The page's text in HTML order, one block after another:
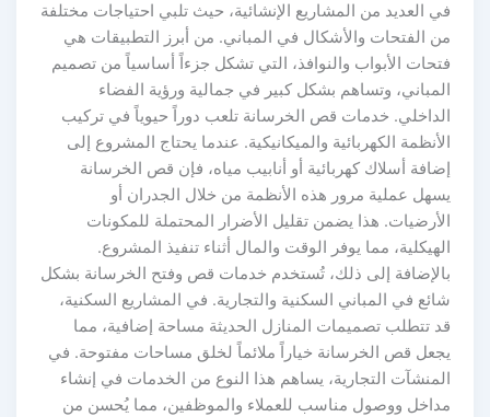
العديد من المشاريع الإنشائية، حيث تلبي احتياجات مختلفة
الفتحات والأشكال في المباني. من أبرز التطبيقات هي
الأبواب والنوافذ، التي تشكل جزءاً أساسياً من تصميم
وتساهم بشكل كبير في جمالية ورؤية الفضاء
خدمات قص الخرسانة تلعب دوراً حيوياً في تركيب
الكهربائية والميكانيكية. عندما يحتاج المشروع إلى
أسلاك كهربائية أو أنابيب مياه، فإن قص الخرسانة
عملية مرور هذه الأنظمة من خلال الجدران أو
هذا يضمن تقليل الأضرار المحتملة للمكونات
مما يوفر الوقت والمال أثناء تنفيذ المشروع.
إلى ذلك، تُستخدم خدمات قص وفتح الخرسانة بشكل
في المباني السكنية والتجارية. في المشاريع السكنية،
تتطلب تصميمات المنازل الحديثة مساحة إضافية، مما
قص الخرسانة خياراً ملائماً لخلق مساحات مفتوحة. في
التجارية، يساهم هذا النوع من الخدمات في إنشاء
ووصول مناسب للعملاء والموظفين، مما يُحسن من